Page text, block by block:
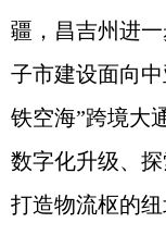
疆，昌吉州进
子市建设面向
铁空海”跨境大
数字化升级、
打造物流枢的